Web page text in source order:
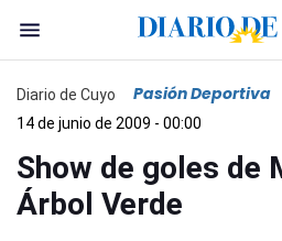
Diario de Cuyo Pasión Deportiva
14 de junio de 2009 - 00:00
Show de goles de
Árbol Verde